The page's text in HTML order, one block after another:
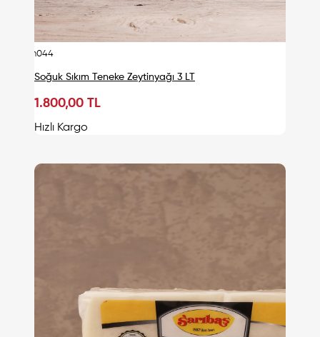
urn044
Soğuk Sıkım Teneke Zeytinyağı 3 LT
1.800,00 TL
Hızlı Kargo